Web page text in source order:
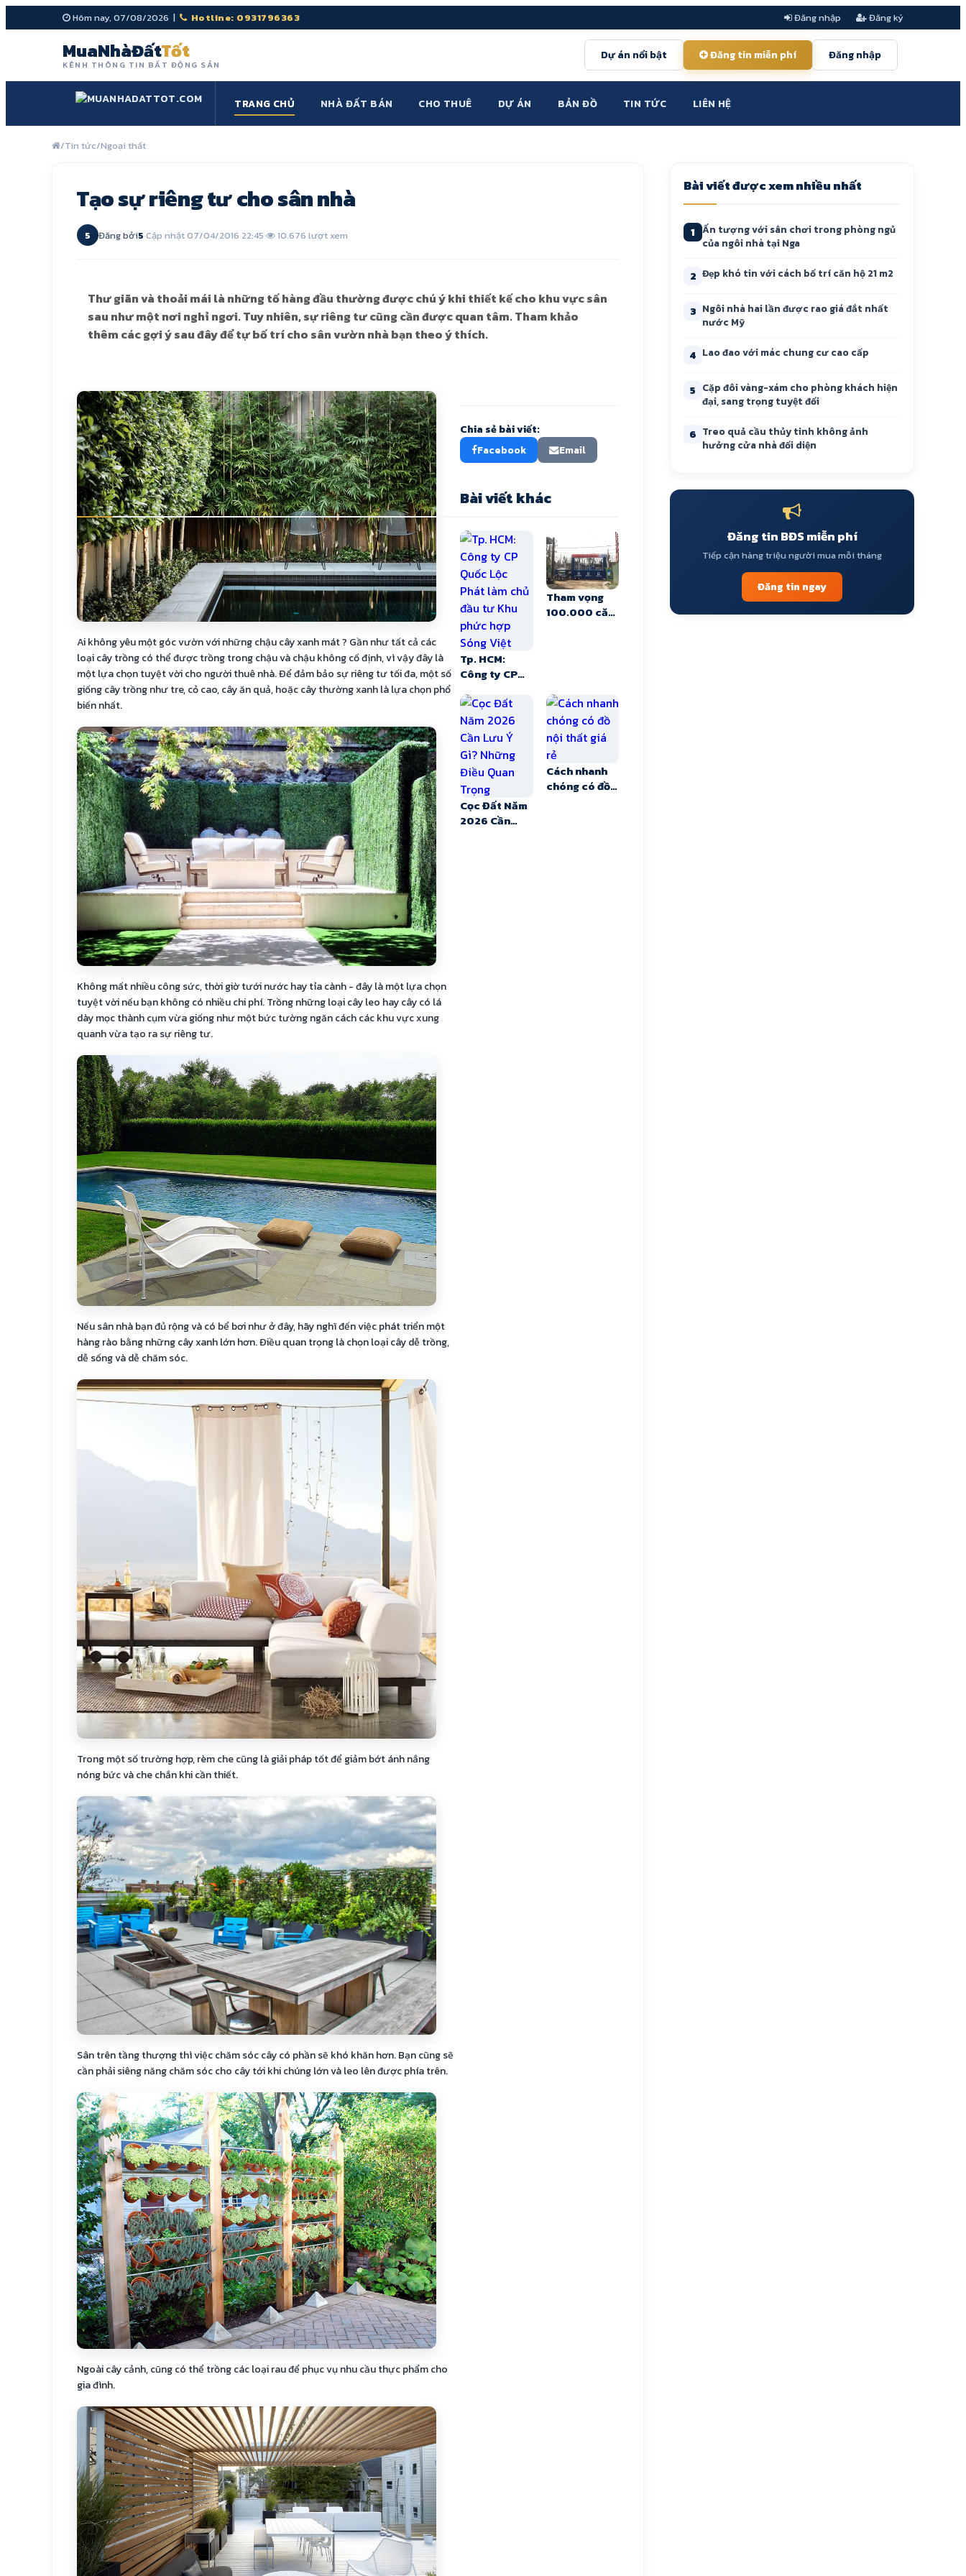
Hôm nay, 07/08/2026 | Hotline: 0931796363 Đăng nhập Đăng ký
MuaNhàĐấtTốt
KÊNH THÔNG TIN BẤT ĐỘNG SẢN
Dự án nổi bật Đăng tin miễn phí Đăng nhập
TRANG CHỦ NHÀ ĐẤT BÁN CHO THUÊ DỰ ÁN BẢN ĐỒ TIN TỨC LIÊN HỆ
/Tin tức/Ngoại thất
Tạo sự riêng tư cho sân nhà
5 Đăng bởi5·Cập nhật 07/04/2016 22:45· 10.676 lượt xem
Thư giãn và thoải mái là những tố hàng đầu thường được chú ý khi thiết kế cho khu vực sân
sau như một nơi nghỉ ngơi. Tuy nhiên, sự riêng tư cũng cần được quan tâm. Tham khảo
thêm các gợi ý sau đây để tự bố trí cho sân vườn nhà bạn theo ý thích.
Ai không yêu một góc vườn với những chậu cây xanh mát ? Gần như tất cả các
loại cây trồng có thể được trồng trong chậu và chậu không cố định, vì vậy đây là
một lựa chọn tuyệt vời cho người thuê nhà. Để đảm bảo sự riêng tư tối đa, một số
giống cây trồng như tre, cỏ cao, cây ăn quả, hoặc cây thường xanh là lựa chọn phổ
biến nhất.
Không mất nhiều công sức, thời giờ tưới nước hay tỉa cành - đây là một lựa chọn
tuyệt vời nếu bạn không có nhiều chi phí. Trồng những loại cây leo hay cây có lá
dày mọc thành cụm vừa giống như một bức tường ngăn cách các khu vực xung
quanh vừa tạo ra sự riêng tư.
Nếu sân nhà bạn đủ rộng và có bể bơi như ở đây, hãy nghĩ đến việc phát triển một
hàng rào bằng những cây xanh lớn hơn. Điều quan trọng là chọn loại cây dễ trồng,
dễ sống và dễ chăm sóc.
Trong một số trường hợp, rèm che cũng là giải pháp tốt để giảm bớt ánh nắng
nóng bức và che chắn khi cần thiết.
Sân trên tầng thượng thì việc chăm sóc cây có phần sẽ khó khăn hơn. Bạn cũng sẽ
cần phải siêng năng chăm sóc cho cây tới khi chúng lớn và leo lên được phía trên.
Ngoài cây cảnh, cũng có thể trồng các loại rau để phục vụ nhu cầu thực phẩm cho
gia đình.
Chia sẻ bài viết:
Facebook Email
Bài viết khác
Tp. HCM:
Công ty CP
Phát làm chủ
đầu tư Khu
phức hợp
Sóng Việt
Tham vọng
100.000 căn
Cọc Đất Năm
2026 Cần
Cách nhanh
chóng có đồ
Bài viết được xem nhiều nhất
1 Ấn tượng với sân chơi trong phòng ngủ
của ngôi nhà tại Nga
2 Đẹp khó tin với cách bố trí căn hộ 21 m2
3 Ngôi nhà hai lần được rao giá đắt nhất
nước Mỹ
4 Lao đao với mác chung cư cao cấp
5 Cặp đôi vàng-xám cho phòng khách hiện
đại, sang trọng tuyệt đối
6 Treo quả cầu thủy tinh không ảnh
hưởng cửa nhà đối diện
Đăng tin BĐS miễn phí
Tiếp cận hàng triệu người mua mỗi tháng
Đăng tin ngay